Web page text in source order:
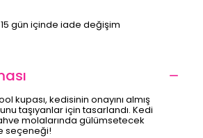
15 gün içinde iade değişim
kupası, kedisinin onayını almış
taşıyanlar için tasarlandı. Kedi
molalarında gülümsetecek
seçeneği!